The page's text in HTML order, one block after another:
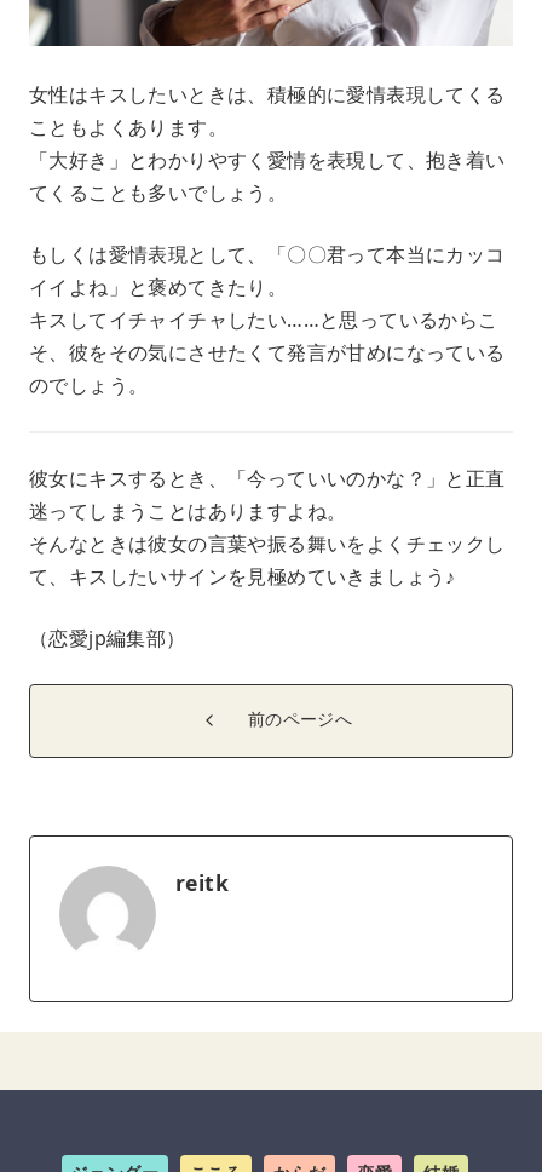
女性はキスしたいときは、積極的に愛情表現してくる
こともよくあります。
「大好き」とわかりやすく愛情を表現して、抱き着い
てくることも多いでしょう。
もしくは愛情表現として、「〇〇君って本当にカッコ
イイよね」と褒めてきたり。
キスしてイチャイチャしたい……と思っているからこ
そ、彼をその気にさせたくて発言が甘めになっている
のでしょう。
彼女にキスするとき、「今っていいのかな？」と正直
迷ってしまうことはありますよね。
そんなときは彼女の言葉や振る舞いをよくチェックし
て、キスしたいサインを見極めていきましょう♪
（恋愛jp編集部）
前のページへ
reitk